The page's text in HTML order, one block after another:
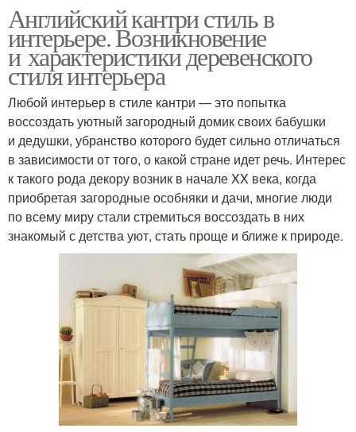
Английский кантри стиль в
интерьере. Возникновение
и характеристики деревенского
стиля интерьера
Любой интерьер в стиле кантри — это попытка
воссоздать уютный загородный домик своих бабушки
и дедушки, убранство которого будет сильно отличаться
в зависимости от того, о какой стране идет речь. Интерес
к такого рода декору возник в начале XX века, когда
приобретая загородные особняки и дачи, многие люди
по всему миру стали стремиться воссоздать в них
знакомый с детства уют, стать проще и ближе к природе.